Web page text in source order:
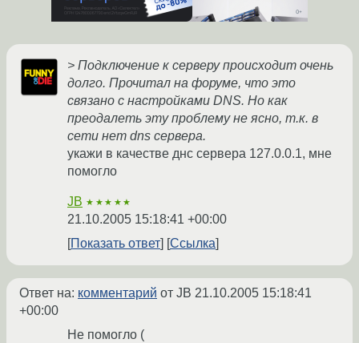
> Подключение к серверу происходит очень
долго. Прочитал на форуме, что это
связано с настройками DNS. Но как
преодалеть эту проблему не ясно, т.к. в
сети нет dns сервера.
укажи в качестве днс сервера 127.0.0.1, мне
помогло
JB ★★★★★
21.10.2005 15:18:41 +00:00
Показать ответ
Ссылка
Ответ на: комментарий от JB 21.10.2005 15:18:41
+00:00
Не помогло (